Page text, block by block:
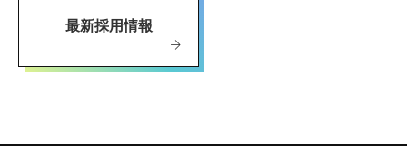
最新採用情報